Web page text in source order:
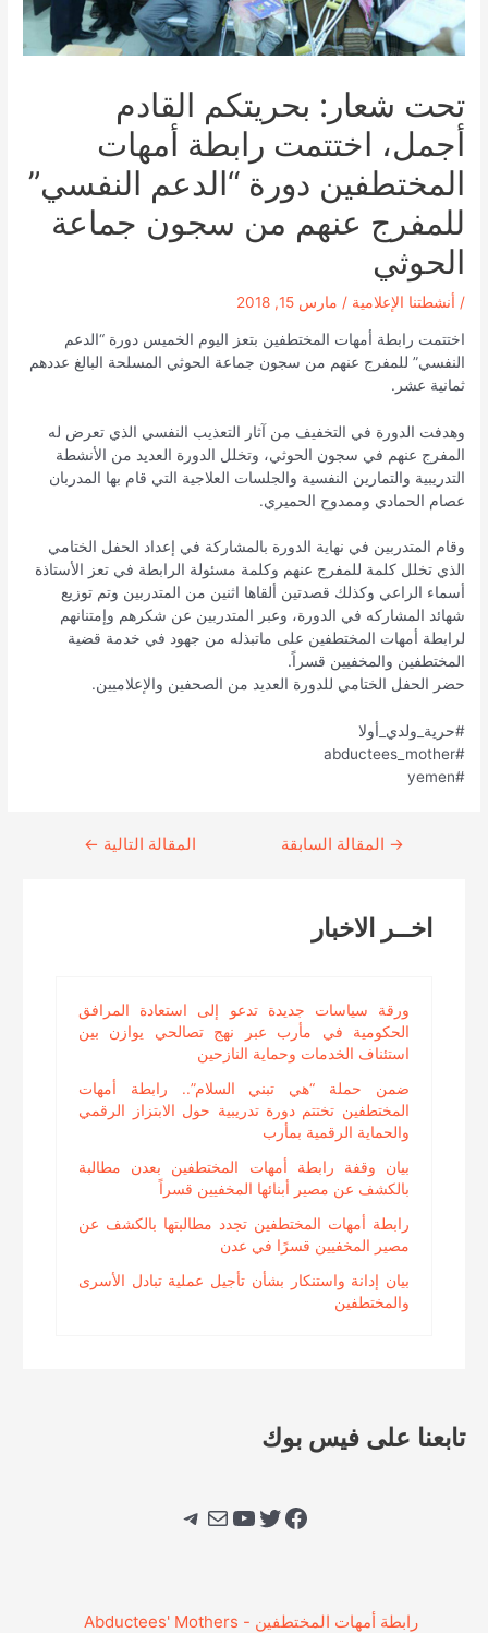
تحت شعار: بحريتكم القادم
أجمل، اختتمت رابطة أمهات
المختطفين دورة “الدعم النفسي”
للمفرج عنهم من سجون جماعة
الحوثي
/ أنشطتنا الإعلامية / مارس 15, 2018
اختتمت رابطة أمهات المختطفين بتعز اليوم الخميس دورة “الدعم
النفسي” للمفرج عنهم من سجون جماعة الحوثي المسلحة البالغ عددهم
ثمانية عشر.
وهدفت الدورة في التخفيف من آثار التعذيب النفسي الذي تعرض له
المفرج عنهم في سجون الحوثي، وتخلل الدورة العديد من الأنشطة
التدريبية والتمارين النفسية والجلسات العلاجية التي قام بها المدربان
عصام الحمادي وممدوح الحميري.
وقام المتدربين في نهاية الدورة بالمشاركة في إعداد الحفل الختامي
الذي تخلل كلمة للمفرج عنهم وكلمة مسئولة الرابطة في تعز الأستاذة
أسماء الراعي وكذلك قصدتين ألقاها اثنين من المتدربين وتم توزيع
شهائد المشاركه في الدورة، وعبر المتدربين عن شكرهم وإمتنانهم
لرابطة أمهات المختطفين على ماتبذله من جهود في خدمة قضية
المختطفين والمخفيين قسراً.
حضر الحفل الختامي للدورة العديد من الصحفين والإعلاميين.
#حرية_ولدي_أولا
#abductees_mother
#yemen
Continue
→ المقالة السابقة المقالة التالية ←
اخــر الاخبار
ورقة سياسات جديدة تدعو إلى استعادة المرافق
الحكومية في مأرب عبر نهج تصالحي يوازن بين
استئناف الخدمات وحماية النازحين
ضمن حملة “هي تبني السلام”.. رابطة أمهات
المختطفين تختتم دورة تدريبية حول الابتزاز الرقمي
والحماية الرقمية بمأرب
بيان وقفة رابطة أمهات المختطفين بعدن مطالبة
بالكشف عن مصير أبنائها المخفيين قسراً
رابطة أمهات المختطفين تجدد مطالبتها بالكشف عن
مصير المخفيين قسرًا في عدن
بيان إدانة واستنكار بشأن تأجيل عملية تبادل الأسرى
والمختطفين
تابعنا على فيس بوك
فيسبوك تويتر يوتيوببريد تيليجرام
‎رابطة أمهات المختطفين - Abductees' Mothers